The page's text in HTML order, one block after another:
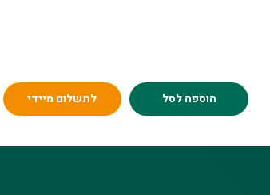
הוספה לסל לתשלום מיידי